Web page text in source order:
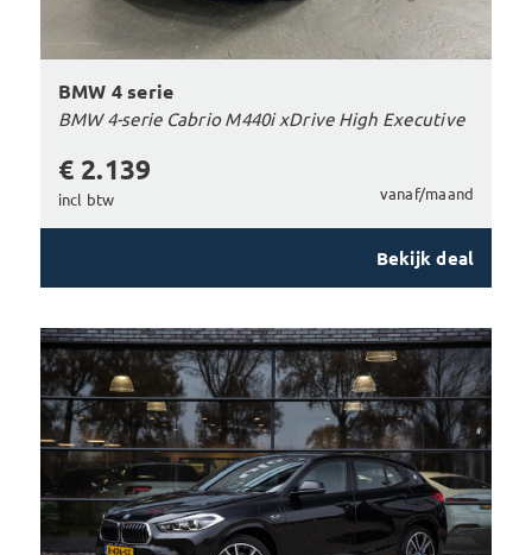
BMW 4 serie
BMW 4-serie Cabrio M440i xDrive High Executive
€ 2.139
incl btw vanaf/maand
Bekijk deal